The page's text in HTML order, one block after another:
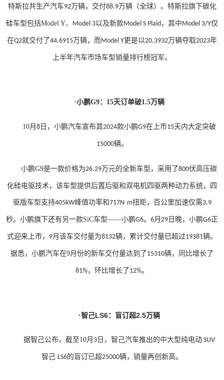
特斯拉共生产汽车92万辆，交付88.9万辆（全球）。 特斯拉旗下碳化
硅车型包括Model Y、 Model 3以及新款Model S Plaid，其中Model 3/Y仅
在Q2就交付了44.6915万辆，而Model Y更是以20.3932万辆夺取2023年
上半年汽车市场车型销量排行榜冠军。
·小鹏G9：15天订单破1.5万辆
10月 8日，小鹏汽车宣布其2024款小鹏G9在上市15天内大定突破
15000辆。
小鹏G9是一款价格为26.29万元的全新车型，采用了800伏高压碳
化硅电驱技术，该车型提供后置后驱和双电机四驱两种动力系统，四
驱版车型支持405kW峰值功率和717N· m扭矩，百公里加速仅需3.9
秒。 小鹏旗下还有另一款SiC车型——小鹏G6。 6月 29 日晚，小鹏G6正
式迎来上市， 9月该车交付量为8132辆，累计交付量已超过19381辆。
据悉，小鹏汽车在9月份的新车交付量达到了15310辆，同比增长了
81%，环比增长了12%。
·智己LS6：盲订超2.5万辆
据智己公布，截至10月 3日，智己汽车推出的中大型纯电动SUV
智己 LS6的盲订已超25000辆，销量再创新高。